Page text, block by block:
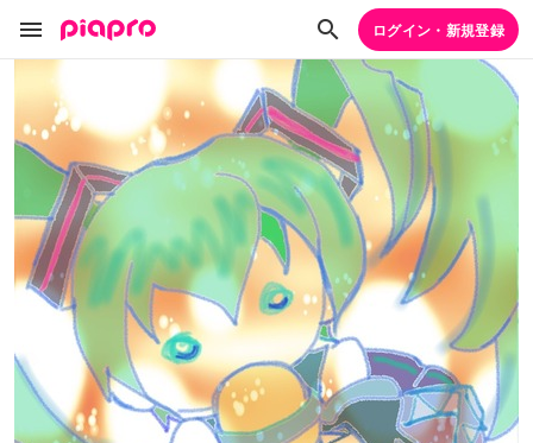
ログイン・新規登録